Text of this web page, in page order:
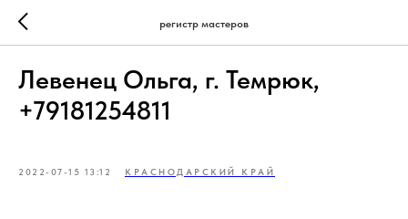
регистр мастеров
Левенец Ольга, г. Темрюк,
+79181254811
2022-07-15 13:12 КРАСНОДАРСКИЙ КРАЙ